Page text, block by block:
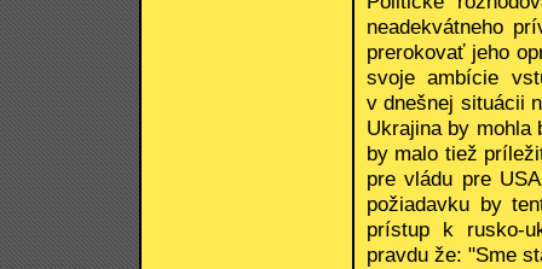
neadekvátneho
prerokovať jeho
svoje ambície
v dnešnej situácii
Ukrajina by mohla
by malo tiež
pre vládu pre
požiadavku by
prístup k rusko-
pravdu že: "Sme